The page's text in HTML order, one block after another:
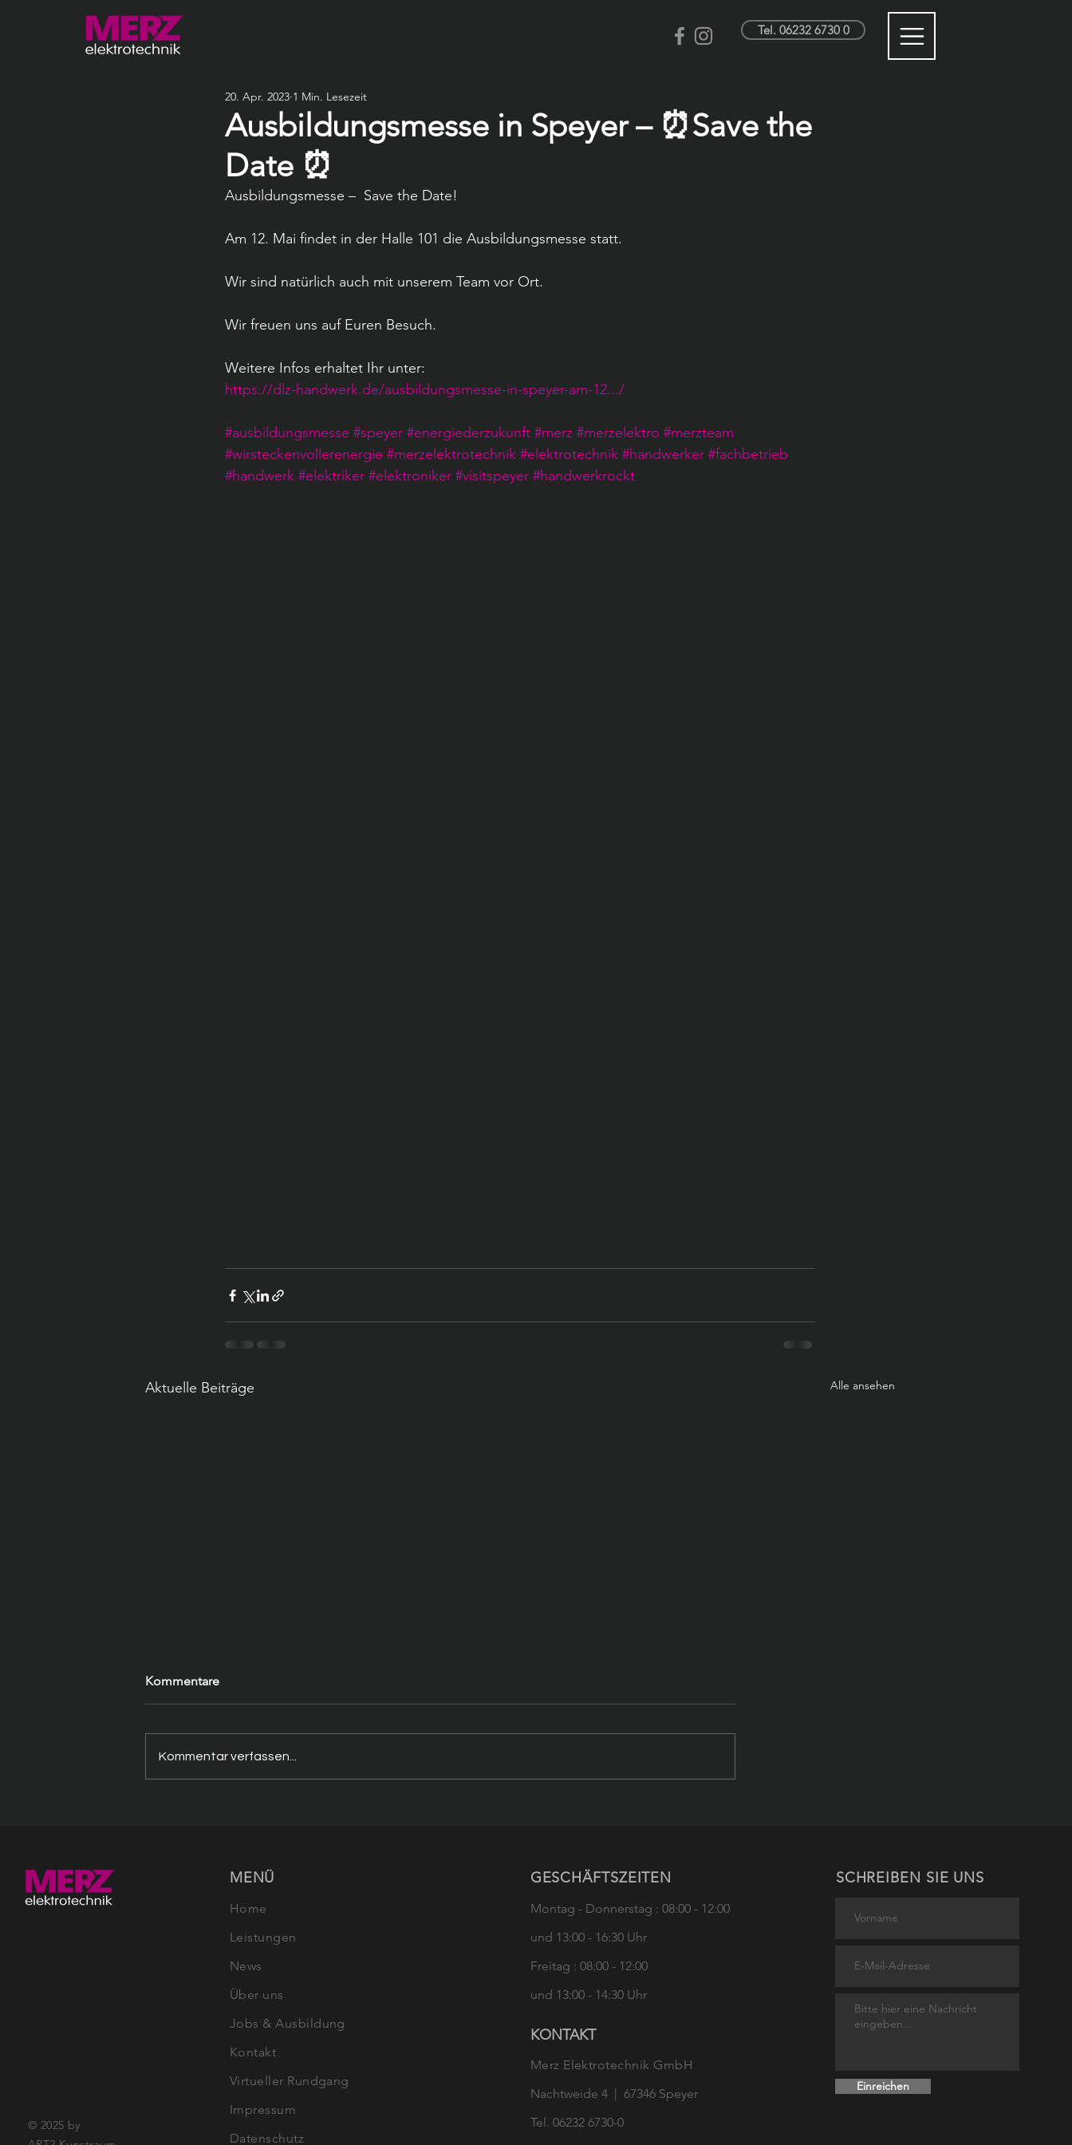
Tel. 06232 6730 0
Ausbildungsmesse in Speyer – ⏰Save the
Date ⏰
20. Apr. 2023 1 Min. Lesezeit
Ausbildungsmesse –  Save the Date!
Am 12. Mai findet in der Halle 101 die Ausbildungsmesse statt.
Wir sind natürlich auch mit unserem Team vor Ort.
Wir freuen uns auf Euren Besuch.
Weitere Infos erhaltet Ihr unter:
https://dlz-handwerk.de/ausbildungsmesse-in-speyer-am-12.../
#ausbildungsmesse #speyer #energiederzukunft #merz #merzelektro #merzteam
#wirsteckenvollerenergie #merzelektrotechnik #elektrotechnik #handwerker #fachbetrieb
#handwerk #elektriker #elektroniker #visitspeyer #handwerkrockt
Aktuelle Beiträge Alle ansehen
Kommentare
Kommentar verfassen...
© 2025 by
MENÜ
Home
Leistungen
News
Über uns
Jobs & Ausbildung
Kontakt
Virtueller Rundgang
Impressum
Datenschutz
GESCHÄFTSZEITEN
Montag - Donnerstag : 08:00 - 12:00
und 13:00 - 16:30 Uhr
Freitag : 08:00 - 12:00
und 13:00 - 14:30 Uhr
KONTAKT
Merz Elektrotechnik GmbH
Nachtweide 4 | 67346 Speyer
Tel. 06232 6730-0
SCHREIBEN SIE UNS
Einreichen